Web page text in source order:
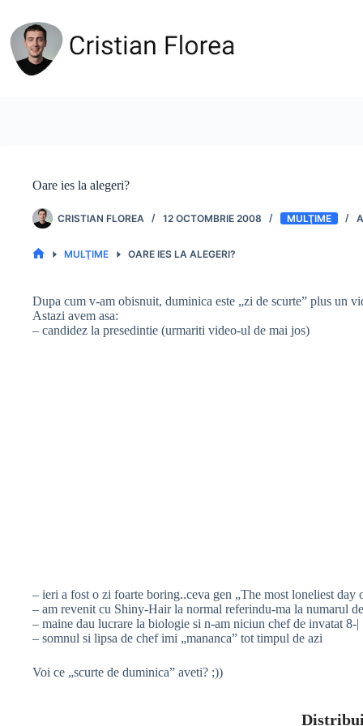
conținut
Oare ies la alegeri?
CRISTIAN FLOREA 12 OCTOMBRIE 2008 MULŢIME
MULŢIME OARE IES LA ALEGERI?
Dupa cum v-am obisnuit, duminica este „zi de scurte” plus un
Astazi avem asa:
– candidez la presedintie (urmariti video-ul de mai jos)
– ieri a fost o zi foarte boring..ceva gen „The most loneliest
– am revenit cu Shiny-Hair la normal referindu-ma la numarul
– maine dau lucrare la biologie si n-am niciun chef de invatat
– somnul si lipsa de chef imi „mananca” tot timpul de azi
Voi ce „scurte de duminica” aveti? ;))